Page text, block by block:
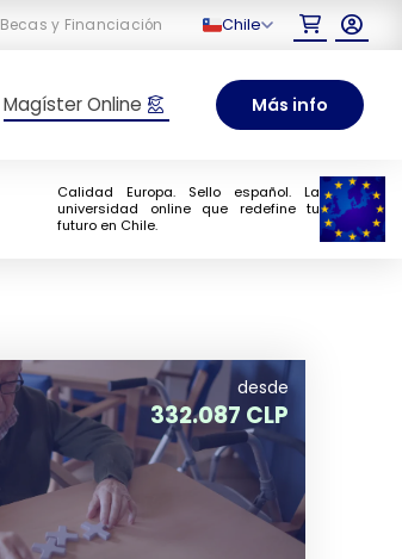
Becas y Financiación Chile
Magíster Online Más info
Calidad Europa. Sello español. La
universidad online que redefine tu
futuro en Chile.
desde
332.087 CLP